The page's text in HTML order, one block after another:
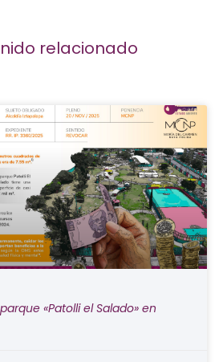
relacionado
«Patolli el Salado» en